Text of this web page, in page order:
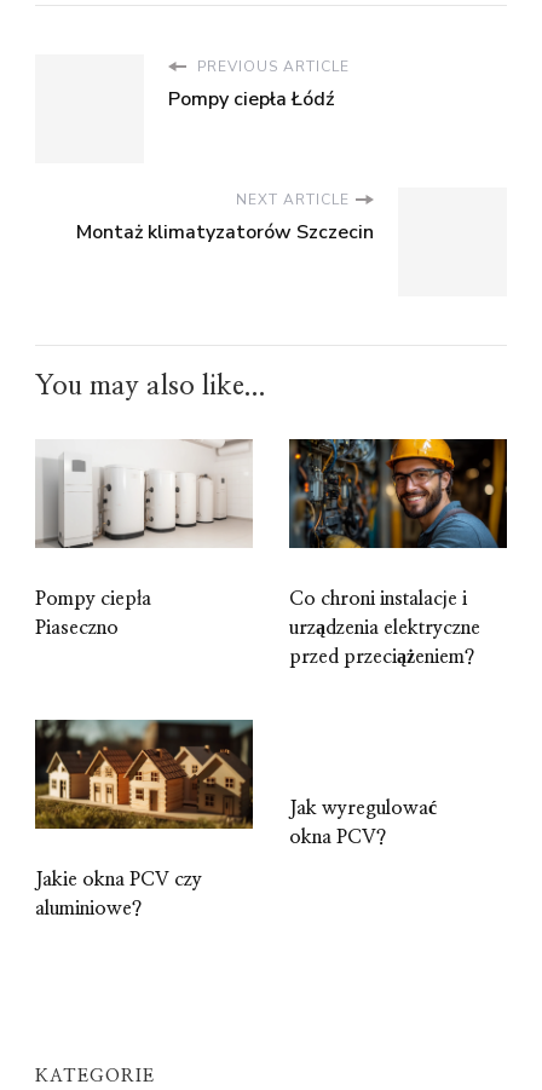
PREVIOUS ARTICLE
Pompy ciepła Łódź
NEXT ARTICLE
Montaż klimatyzatorów Szczecin
You may also like...
Pompy ciepła
Piaseczno
Co chroni instalacje i
urządzenia elektryczne
przed przeciążeniem?
Jakie okna PCV czy
aluminiowe?
Jak wyregulować
okna PCV?
KATEGORIE